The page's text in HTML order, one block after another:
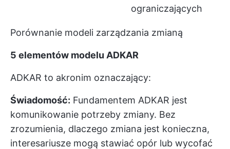
ograniczających
Porównanie modeli zarządzania zmianą
5 elementów modelu ADKAR
ADKAR to akronim oznaczający:
Świadomość: Fundamentem ADKAR jest
komunikowanie potrzeby zmiany. Bez
zrozumienia, dlaczego zmiana jest konieczna,
interesariusze mogą stawiać opór lub wycofać